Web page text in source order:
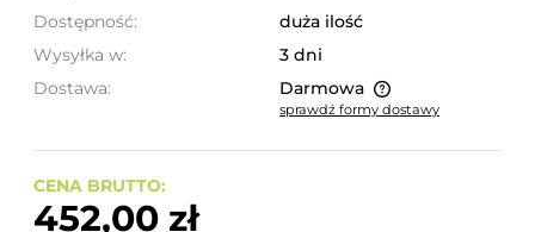
Dostępność:
duża ilość
Wysyłka w:
3 dni
Dostawa:
Darmowa
Cena nie zawiera ewentualnych kosztów płatności
sprawdź formy dostawy
CENA BRUTTO:
452,00 zł